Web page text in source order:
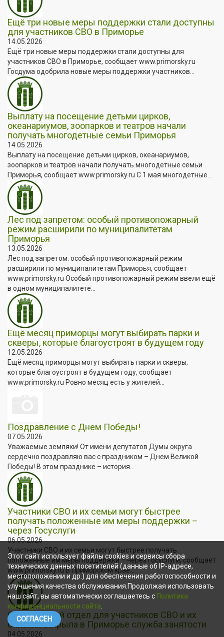
Ещё три новые меры поддержки стали доступны
для участников СВО в Приморье
14.05.2026
Ещё три новые меры поддержки стали доступны для
участников СВО в Приморье, сообщает www.primorsky.ru
Госдума одобрила новые меры поддержки участников...
Выплату на посещение детьми цирков,
океанариумов, зоопарков и театров начали
получать многодетные семьи Приморья
14.05.2026
Выплату на посещение детьми цирков, океанариумов,
зоопарков и театров начали получать многодетные семьи
Приморья, сообщает www.primorsky.ru С 1 мая многодетные...
Лес под запретом: особый противопожарный
режим расширили по муниципалитетам
Приморья
13.05.2026
Лес под запретом: особый противопожарный режим
расширили по муниципалитетам Приморья, сообщает
www.primorsky.ru Особый противопожарный режим ввели ещё
в одном муниципалитете...
Ещё месяц приморцы могут выбирать парки и
скверы, которые благоустроят в будущем году
12.05.2026
Ещё месяц приморцы могут выбирать парки и скверы,
которые благоустроят в будущем году, сообщает
www.primorsky.ru Ровно месяц есть у жителей...
Поздравление с Днем Победы!
07.05.2026
Уважаемые земляки! От имени депутатов Думы округа
сердечно поздравляю вас с праздником – Днем Великой
Победы! В этом празднике – история...
Участники СВО и их семьи могут быстрее
получать положенные им меры поддержки –
через Госуслуги
06.05.2026
Участники СВО и их семьи могут быстрее получать
положенные им меры поддержки – через Госуслуги, сообщает
www.primorsky.ru В Приморском крае...
Специальный отдел для участников СВО и их
близких открыла в Приморье служба занятости
04.05.2026
Этот сайт использует файлы cookies и сервисы сбора
технических данных посетителей (данные об IP-адресе,
местоположении и др.) для обеспечения работоспособности и
улучшения качества обслуживания.Продолжая использовать
наш сайт, вы автоматически соглашаетесь с Политика
конфиденциальности сайта
СОГЛАСЕН